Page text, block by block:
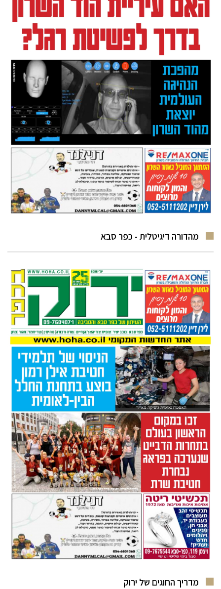
מהדורה דיגיטלית - כפר סבא
מדריך החוגים של ירוק